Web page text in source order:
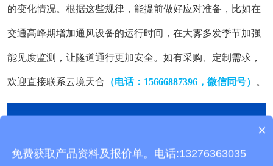
的变化情况。根据这些规律，能提前做好应对准备，比如在
交通高峰期增加通风设备的运行时间，在大雾多发季节加强
能见度监测，让隧道通行更加安全。 如有采购、定制需求，
欢迎直接联系云境天合 （电话：15666887396，微信同号） 。
产品包含安装吗？
×
免费获取产品资料及报价单。电话:13276363035